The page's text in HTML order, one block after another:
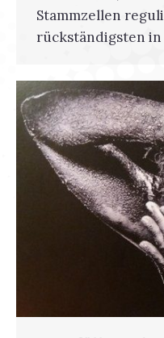
Stammzellen
rückständigsten in